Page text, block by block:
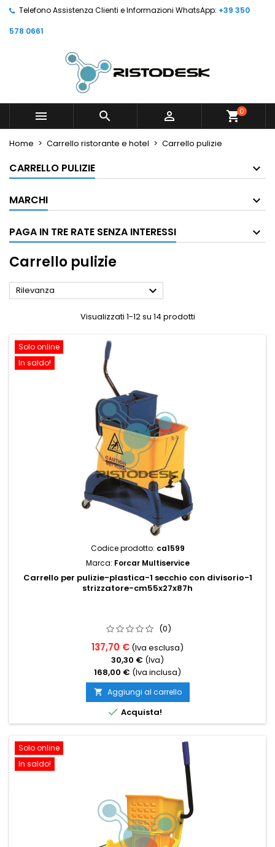
Telefono Assistenza Clienti e Informazioni WhatsApp: +39 350
578 0661
   shopping_cart0
Home Carrello ristorante e hotel Carrello pulizie
CARRELLO PULIZIE
MARCHI
PAGA IN TRE RATE SENZA INTERESSI
Carrello pulizie
Rilevanza 
Visualizzati 1-12 su 14 prodotti
Solo online
In saldo!
Codice prodotto: ca1599
Marca: Forcar Multiservice
Carrello per pulizie-plastica-1 secchio con divisorio-1
strizzatore-cm55x27x87h
(0)
137,70 € (Iva esclusa)
30,30 € (Iva)
168,00 € (Iva inclusa)
 Aggiungi al carrello
 Acquista!
Solo online
In saldo!